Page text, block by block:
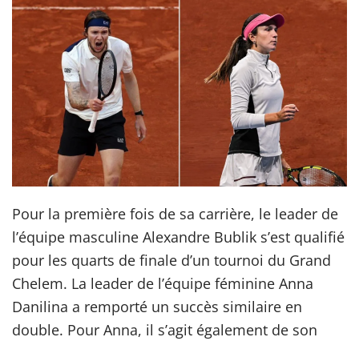
Pour la première fois de sa carrière, le leader de
l’équipe masculine Alexandre Bublik s’est qualifié
pour les quarts de finale d’un tournoi du Grand
Chelem. La leader de l’équipe féminine Anna
Danilina a remporté un succès similaire en
double. Pour Anna, il s’agit également de son